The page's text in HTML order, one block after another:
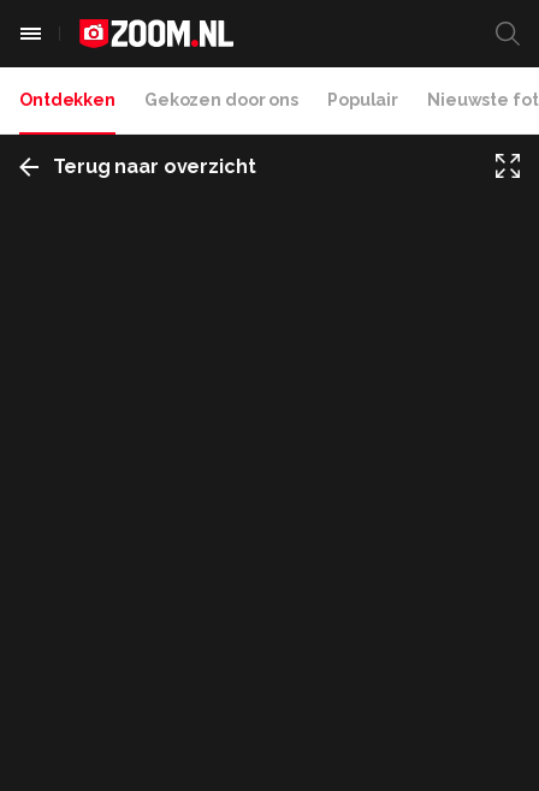
Ontdekken Gekozen door ons Populair Nieuwste
Terug naar overzicht